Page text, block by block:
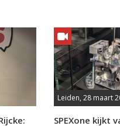
Leiden, 28 maart
SPEXone kijkt